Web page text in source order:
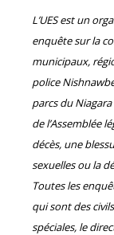
L’UES est un
enquête sur la
municipaux,
police
parcs du
de l’Assemblée
décès, une
sexuelles ou la
Toutes les
qui sont des
spéciales, le